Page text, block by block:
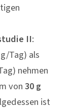
II:
Tag) als
nehmen
von30 g
ist